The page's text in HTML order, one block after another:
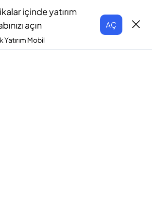
içinde yatırım
açın
Yatırım Mobil
AÇ